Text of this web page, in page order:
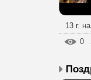
13 г.
0